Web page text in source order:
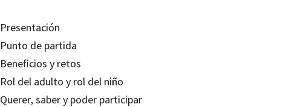
Presentación
Punto de partida
Beneficios y retos
Rol del adulto y rol del niño
Querer, saber y poder participar